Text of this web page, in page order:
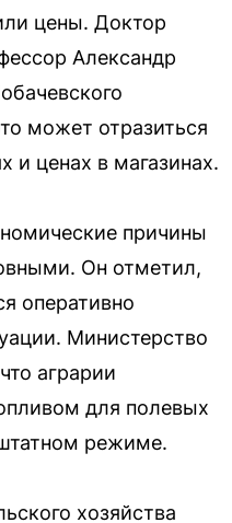
цены. Доктор
Александр
может отразиться
и ценах в магазинах.
причины
Он отметил,
оперативно
Министерство
аграрии
для полевых
режиме.
хозяйства